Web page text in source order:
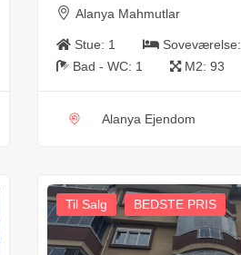
Alanya Mahmutlar
Stue: 1 Soveværelse:
Bad - WC: 1 M2: 93
Alanya Ejendom
Til Salg BEDSTE PRIS